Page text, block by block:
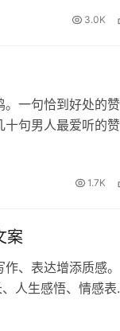
3.0K
。一句恰到好处的赞
十句男人最爱听的
1.7K
案
作、表达增添质感
人生感悟、情感表